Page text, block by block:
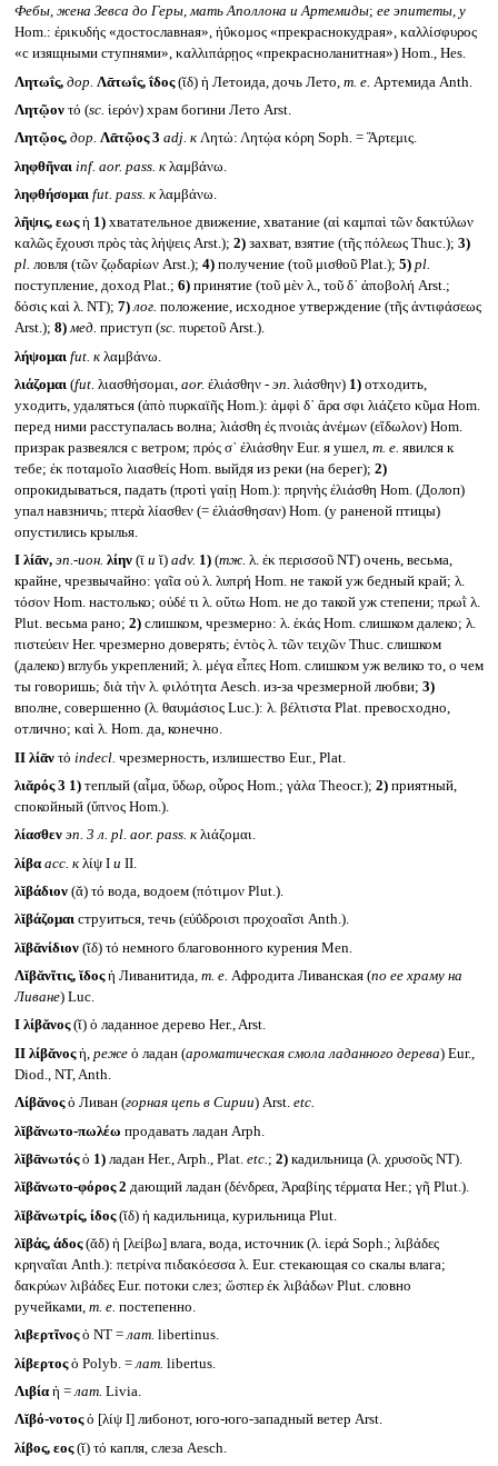
Фебы, жена Зевса до Геры, мать Аполлона и Артемиды; ее эпитеты, у
Hom.: ἐρικυδής «достославная», ἠΰκομος «прекраснокудрая», καλλίσφυρος
«с изящными ступнями», καλλιπάρῃος «прекрасноланитная») Hom., Hes.
Λητωΐς, дор. Λᾱτωΐς, ΐδος(ῐδ) ἡ Летоида, дочь Лето, т. е. Артемида Anth.
Λητῷον τό (sc. ἱερόν) храм богини Лето Arst.
Λητῷος, дор. Λᾱτῷος 3 adj. кΛητώ: Λητῴα κόρη Soph. = Ἄρτεμις.
ληφθῆναι inf. aor. pass. кλαμβάνω.
ληφθήσομαι fut. pass. кλαμβάνω.
λῆψις, εωςἡ 1)хватательное движение, хватание (αἱ καμπαὶ τῶν δακτύλων
καλῶς ἔχουσι πρὸς τὰς λήψεις Arst.); 2)захват, взятие (τῆς πόλεως Thuc.); 3)
pl. ловля (τῶν ζῳδαρίων Arst.); 4)получение (τοῦ μισθοῦ Plat.); 5) pl.
поступление, доход Plat.; 6)принятие (τοῦ μὲν λ., τοῦ δ᾽ ἀποβολή Arst.;
δόσις καὶ λ. NT); 7) лог. положение, исходное утверждение (τῆς ἀντιφάσεως
Arst.); 8) мед. приступ (sc. πυρετοῦ Arst.).
λήψομαι fut. кλαμβάνω.
λιάζομαι (fut. λιασθήσομαι, aor. ἐλιάσθην - эп. λιάσθην) 1)отходить,
уходить, удаляться (ἀπὸ πυρκαϊῆς Hom.): ἀμφὶ δ᾽ ἄρα σφι λιάζετο κῦμα Hom.
перед ними расступалась волна; λιάσθη ἐς πνοιὰς ἀνέμων (εἴδωλον) Hom.
призрак развеялся с ветром; πρός σ᾽ ἐλιάσθην Eur. я ушел,т. е. явился к
тебе; ἐκ ποταμοῖο λιασθείς Hom. выйдя из реки (на берег); 2)
опрокидываться, падать (προτὶ γαίῃ Hom.): πρηνὴς ἐλιάσθη Hom. (Долоп)
упал навзничь; πτερὰ λίασθεν (= ἐλιάσθησαν) Hom. (у раненой птицы)
опустились крылья.
I λίᾱν, эп.-ион. λίην (ῑ и ῐ) adv. 1)(тж. λ. ἐκ περισσοῦ NT) очень, весьма,
крайне, чрезвычайно: γαῖα οὐ λ. λυπρή Hom. не такой уж бедный край; λ.
τόσον Hom. настолько; οὐδέ τι λ. οὕτω Hom. не до такой уж степени; πρωῒ λ.
Plut. весьма рано; 2)слишком, чрезмерно: λ. ἑκάς Hom. слишком далеко; λ.
πιστεύειν Her. чрезмерно доверять; ἐντὸς λ. τῶν τειχῶν Thuc. слишком
(далеко) вглубь укреплений; λ. μέγα εἶπες Hom. слишком уж велико то, о чем
ты говоришь; διὰ τὴν λ. φιλότητα Aesch. из-за чрезмерной любви; 3)
вполне, совершенно (λ. θαυμάσιος Luc.): λ. βέλτιστα Plat. превосходно,
отлично; καὶ λ. Hom. да, конечно.
II λίᾱν τό indecl. чрезмерность, излишество Eur., Plat.
λιᾰρός 3 1)теплый (αἷμα, ὕδωρ, οὖρος Hom.; γάλα Theocr.); 2)приятный,
спокойный (ὕπνος Hom.).
λίασθεν эп. 3 л. pl. aor. pass. кλιάζομαι.
λίβα acc. кλίψ I и II.
λῐβάδιον(ᾰ) τό вода, водоем (πότιμον Plut.).
λῐβάζομαι струиться, течь (εὐΰδροισι προχοαῖσι Anth.).
λῐβᾰνίδιον(ῐδ) τό немного благовонного курения Men.
Λῐβᾰνῖτις, ῐδοςἡ Ливанитида, т. е. Афродита Ливанская (по ее храму на
Ливане) Luc.
I λίβᾰνος(ῐ) ὁ ладанное дерево Her., Arst.
II λίβᾰνοςἡ, режеὁ ладан (ароматическая смола ладанного дерева) Eur.,
Diod., NT, Anth.
Λίβᾰνοςὁ Ливан (горная цепь в Сирии) Arst. etc.
λῐβᾰνωτο-πωλέω продавать ладан Arph.
λῐβᾱνωτόςὁ 1)ладан Her., Arph., Plat. etc.; 2)кадильница (λ. χρυσοῦς NT).
λῐβᾰνωτο-φόρος 2 дающий ладан (δένδρεα, Ἀραβίης τέρματα Her.; γῆ Plut.).
λῐβᾰνωτρίς, ίδος(ῐδ) ἡ кадильница, курильница Plut.
λῐβάς, άδος(ᾰδ) ἡ [λείβω] влага, вода, источник (λ. ἱερά Soph.; λιβάδες
κρηναῖαι Anth.): πετρίνα πιδακόεσσα λ. Eur. стекающая со скалы влага;
δακρύων λιβάδες Eur. потоки слез; ὥσπερ ἐκ λιβάδων Plut. словно
ручейками, т. е. постепенно.
λιβερτῖνοςὁ NT =лат. libertinus.
λίβερτοςὁ Polyb. = лат. libertus.
Λιβία ἡ =лат. Livia.
Λῐβό-νοτοςὁ [λίψ I] либонот, юго-юго-западный ветер Arst.
λίβος, εος(ῐ) τό капля, слеза Aesch.